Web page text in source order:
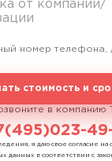
от компании/
стоимость и
в компанию
я даю свое согласие на
данных в соответствии с